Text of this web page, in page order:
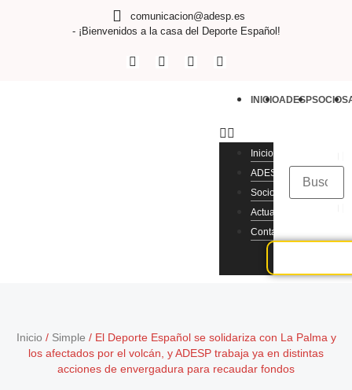
comunicacion@adesp.es
- ¡Bienvenidos a la casa del Deporte Español!
INICIOADESPSOCIOS
Inicio
ADESP
Socios
Actualidad
Contacto
Inicio / Simple / El Deporte Español se solidariza con La Palma y
los afectados por el volcán, y ADESP trabaja ya en distintas
acciones de envergadura para recaudar fondos